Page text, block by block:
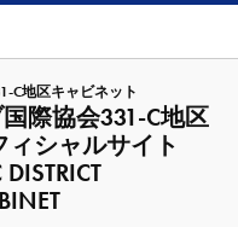
C地区キャビネット
際協会331-C地区
シャルサイト